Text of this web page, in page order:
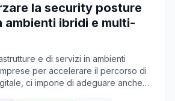
la security posture
ambienti ibridi e multi-
e di servizi in ambienti
per accelerare il percorso di
ci impone di adeguare anche